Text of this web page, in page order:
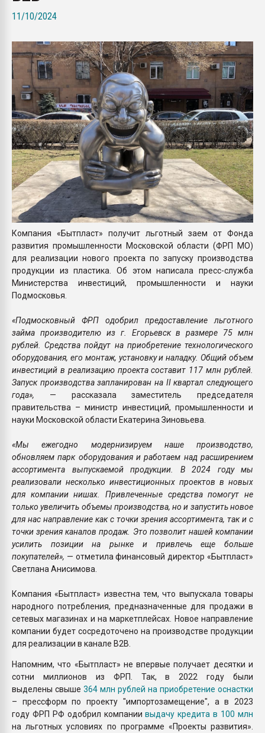
ПЕРЕЙТИ НА
11/10/2024
Компания «Бытпласт» получит льготный заем от Фонда
развития промышленности Московской области (ФРП МО)
для реализации нового проекта по запуску производства
продукции из пластика. Об этом написала пресс-служба
Министерства инвестиций, промышленности и науки
Подмосковья.
«Подмосковный ФРП одобрил предоставление льготного
займа производителю из г. Егорьевск в размере 75 млн
рублей. Средства пойдут на приобретение технологического
оборудования, его монтаж, установку и наладку. Общий объем
инвестиций в реализацию проекта составит 117 млн рублей.
Запуск производства запланирован на II квартал следующего
года», — рассказала заместитель председателя
правительства – министр инвестиций, промышленности и
науки Московской области Екатерина Зиновьева.
«Мы ежегодно модернизируем наше производство,
обновляем парк оборудования и работаем над расширением
ассортимента выпускаемой продукции. В 2024 году мы
реализовали несколько инвестиционных проектов в новых
для компании нишах. Привлеченные средства помогут не
только увеличить объемы производства, но и запустить новое
для нас направление как с точки зрения ассортимента, так и с
точки зрения каналов продаж. Это позволит нашей компании
усилить позиции на рынке и привлечь еще больше
покупателей», — отметила финансовый директор «Бытпласт»
Светлана Анисимова.
Компания «Бытпласт» известна тем, что выпускала товары
народного потребления, предназначенные для продажи в
сетевых магазинах и на маркетплейсах. Новое направление
компании будет сосредоточено на производстве продукции
для реализации в канале B2B.
Напомним, что «Бытпласт» не впервые получает десятки и
сотни миллионов из ФРП. Так, в 2022 году были
выделены свыше 364 млн рублей на приобретение оснастки
– прессформ по проекту "импортозамещение", а в 2023
году ФРП РФ одобрил компаниивыдачу кредита в 100 млн
на льготных условиях по программе «Проекты развития».